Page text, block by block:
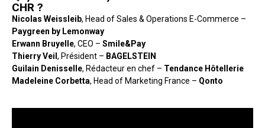
CHR ?
Nicolas Weissleib, Head of Sales & Operations E-Commerce –
Paygreen by Lemonway
Erwann Bruyelle, CEO – Smile&Pay
Thierry Veil , Président – BAGELSTEIN
Guilain Denisselle, Rédacteur en chef – Tendance Hôtellerie
Madeleine Corbetta, Head of Marketing France – Qonto